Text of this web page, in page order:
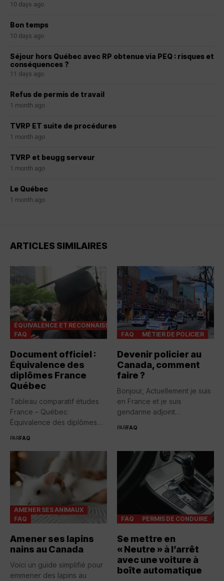
10 days ago
Bon temps
10 days ago
Séjour hors Québec avec RP obtenue via PEQ : risques et
conséquences ?
11 days ago
Refus de permis de travail
1 month ago
TVRP ET suite de procédures
1 month ago
TVRP et beugg serveur
1 month ago
Le Québec
1 month ago
ARTICLES SIMILAIRES
ÉQUIVALENCE ET RECONNAISSANCES
FAQ
Document officiel :
Équivalence des
diplômes France
Québec
Tableau comparatif études
France – Québec
Équivalence des diplômes
PARFAQ
FAQ MÉTIER DE POLICIER
Devenir policier au
Canada, comment
faire ?
Bonjour, Actuellement je suis
en France et je suis
gendarme adjoint
PARFAQ
AMENER SES ANIMAUX
FAQ
Amener ses lapins
nains au Canada
Voici un guide simplifié pour
emmener des lapins au
FAQ PERMIS DE CONDUIRE
Se mettre en
« Neutre » à l’arrêt
avec une voiture à
boîte automatique